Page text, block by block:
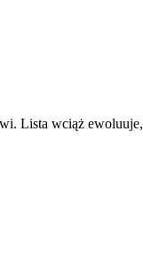
Lista wciąż